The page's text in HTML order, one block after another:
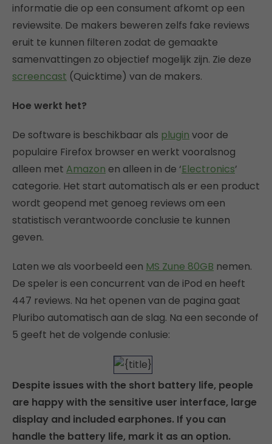
informatie die op een consument afkomt op een
reviewsite. De makers beweren zelfs fake reviews
eruit te kunnen filteren zodat de gemaakte
samenvattingen zo objectief mogelijk zijn. Zie deze
screencast (Quicktime) van de makers.
Hoe werkt het?
De software is beschikbaar als plugin voor de
populaire Firefox browser en werkt vooralsnog
alleen met Amazon en alleen in de ‘Electronics’
categorie. Het start automatisch als er een product
wordt geopend met genoeg reviews om een
statistisch verantwoorde conclusie te kunnen
geven.
Laten we als voorbeeld een MS Zune 80GB nemen.
De speler is een concurrent van de iPod en heeft
447 reviews. Na het openen van de pagina gaat
Pluribo automatisch aan de slag. Na een seconde of
5 geeft het de volgende conlusie:
Despite issues with the short battery life, people
are happy with the sensitive user interface, large
display and included earphones. If you can
handle the battery life, mark it as an option.